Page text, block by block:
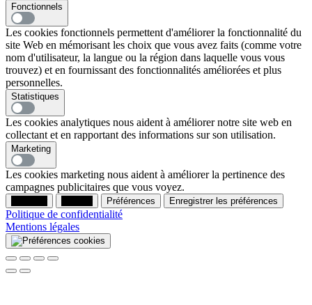
Fonctionnels
Les cookies fonctionnels permettent d'améliorer la fonctionnalité du
site Web en mémorisant les choix que vous avez faits (comme votre
nom d'utilisateur, la langue ou la région dans laquelle vous vous
trouvez) et en fournissant des fonctionnalités améliorées et plus
personnelles.
Statistiques
Les cookies analytiques nous aident à améliorer notre site web en
collectant et en rapportant des informations sur son utilisation.
Marketing
Les cookies marketing nous aident à améliorer la pertinence des
campagnes publicitaires que vous voyez.
Préférences Enregistrer les préférences
Politique de confidentialité
Mentions légales